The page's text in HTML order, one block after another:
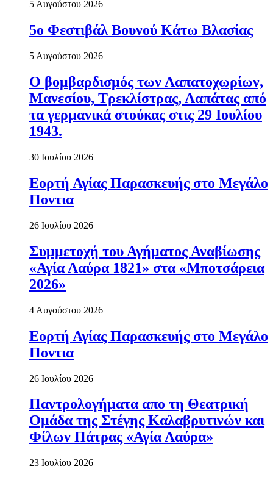
5 Αυγούστου 2026
5ο Φεστιβάλ Βουνού Κάτω Βλασίας
5 Αυγούστου 2026
Ο βομβαρδισμός των Λαπατοχωρίων,
Μανεσίου, Τρεκλίστρας, Λαπάτας από
τα γερμανικά στούκας στις 29 Ιουλίου
1943.
30 Ιουλίου 2026
Εορτή Αγίας Παρασκευής στο Μεγάλο
Ποντια
26 Ιουλίου 2026
Συμμετοχή του Αγήματος Αναβίωσης
«Αγία Λαύρα 1821» στα «Μποτσάρεια
2026»
4 Αυγούστου 2026
Εορτή Αγίας Παρασκευής στο Μεγάλο
Ποντια
26 Ιουλίου 2026
Παντρολογήματα απο τη Θεατρική
Ομάδα της Στέγης Καλαβρυτινών και
Φίλων Πάτρας «Αγία Λαύρα»
23 Ιουλίου 2026